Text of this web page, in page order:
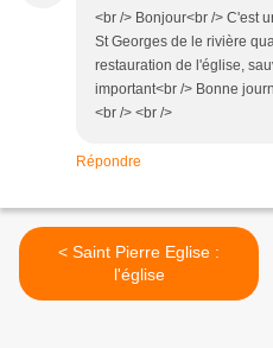
<br /> Bonjour<br /> C'est
St Georges de le rivière
restauration de l'église,
important<br /> Bonne
<br /> <br />
Répondre
< Saint Pierre Eglise :
l'église